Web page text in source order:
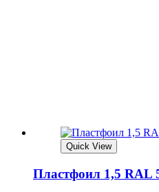
Quick View
Плaстфoил 1,5 RAL